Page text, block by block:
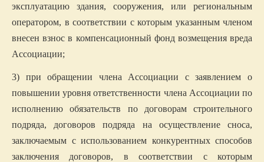
эксплуатацию здания, сооружения, или региональным
оператором, в соответствии с которым указанным членом
внесен взнос в компенсационный фонд возмещения вреда
Ассоциации;
3) при обращении члена Ассоциации с заявлением о
повышении уровня ответственности члена Ассоциации по
исполнению обязательств по договорам строительного
подряда, договоров подряда на осуществление сноса,
заключаемым с использованием конкурентных способов
заключения договоров, в соответствии с которым